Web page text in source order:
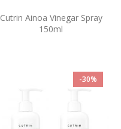
Cutrin Ainoa Vinegar Spray
150ml
-30%